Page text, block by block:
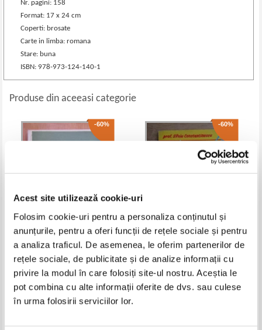
Acest site utilizează cookie-uri
Folosim cookie-uri pentru a personaliza conținutul și
anunțurile, pentru a oferi funcții de rețele sociale și pentru
a analiza traficul. De asemenea, le oferim partenerilor de
rețele sociale, de publicitate și de analize informații cu
privire la modul în care folosiți site-ul nostru. Aceștia le
pot combina cu alte informații oferite de dvs. sau culese
în urma folosirii serviciilor lor.
Nr. pagini: 158
Format: 17 x 24 cm
Coperti: brosate
Carte in limba: romana
Stare: buna
ISBN: 978-973-124-140-1
Produse din aceeasi categorie
-60%
Revista Limba Romana, anul
XXXI, nr. 3, mai - iunie 1982
Pret: 10,00Lei 4,00 Lei
Adaugă în coș
-60%
Silviu Constantinescu -
Gramatica limbii romane,
pentru gimnaziu si liceu
Pret:12,00Lei 4,80 Lei
Adaugă în coș